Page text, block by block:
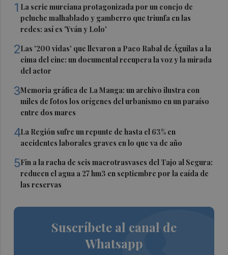
1 La serie murciana protagonizada por un conejo de
peluche malhablado y gamberro que triunfa en las
redes: así es 'Yván y Lolo'
2Las '200 vidas' que llevaron a Paco Rabal de Águilas a la
cima del cine: un documental recupera la voz y la mirada
del actor
3Memoria gráfica de La Manga: un archivo ilustra con
miles de fotos los orígenes del urbanismo en un paraíso
entre dos mares
4La Región sufre un repunte de hasta el 63% en
accidentes laborales graves en lo que va de año
5Fin a la racha de seis macrotrasvases del Tajo al Segura:
reducen el agua a 27 hm3 en septiembre por la caída de
las reservas
Suscríbete al canal de
Whatsapp